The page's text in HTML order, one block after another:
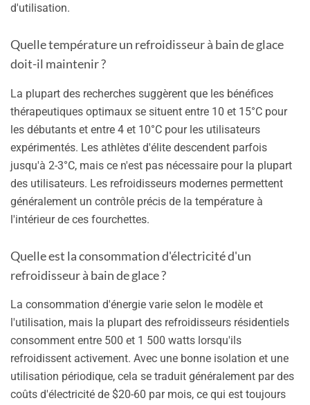
d'utilisation.
Quelle température un refroidisseur à bain de glace
doit-il maintenir ?
La plupart des recherches suggèrent que les bénéfices
thérapeutiques optimaux se situent entre 10 et 15°C pour
les débutants et entre 4 et 10°C pour les utilisateurs
expérimentés. Les athlètes d'élite descendent parfois
jusqu'à 2-3°C, mais ce n'est pas nécessaire pour la plupart
des utilisateurs. Les refroidisseurs modernes permettent
généralement un contrôle précis de la température à
l'intérieur de ces fourchettes.
Quelle est la consommation d'électricité d'un
refroidisseur à bain de glace ?
La consommation d'énergie varie selon le modèle et
l'utilisation, mais la plupart des refroidisseurs résidentiels
consomment entre 500 et 1 500 watts lorsqu'ils
refroidissent activement. Avec une bonne isolation et une
utilisation périodique, cela se traduit généralement par des
coûts d'électricité de $20-60 par mois, ce qui est toujours